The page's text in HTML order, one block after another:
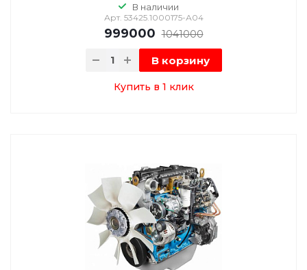
В наличии
Арт. 53425.1000175-А04
999000 1041000
В корзину
Купить в 1 клик